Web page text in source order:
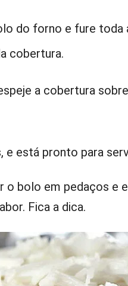
do forno e fure toda
cobertura.
a cobertura
e está pronto para
bolo em pedaços e
Fica a dica.